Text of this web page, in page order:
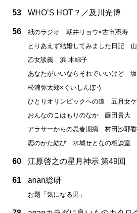
53 WHO’S HOT？／及川光博
56
紙のラジオ 朝井リョウ×古市憲寿
とりあえず結婚してみました日記
乙女談義 浜 木綿子
あなたがいいならそれでいいけど
松浦弥太郎×くいしんぼう
ひとりオリンピックへの道 五月女
おんなのこはもりのなか 藤田貴大
アラサーからの思春期病 村田沙耶香
恋のかた結び 水城せとなの相談室
60 江原啓之の星月神示 第49回
61 anan総研
お題「気になる男」